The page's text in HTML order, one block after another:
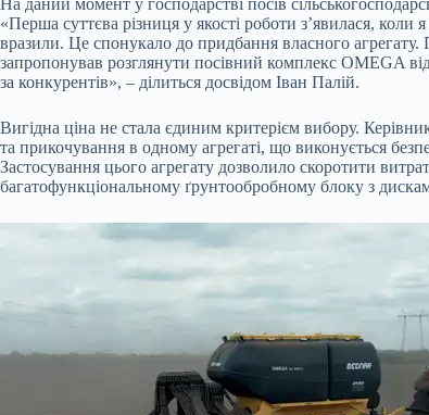
На даний момент у господарстві посів
«Перша суттєва різниця у якості роботи з’явилася,
вразили. Це спонукало до придбання власного
запропонував розглянути посівний комплекс OMEGA
за конкурентів», – ділиться досвідом Іван Палій.
Вигідна ціна не стала єдиним критерієм вибору.
та прикочування в одному агрегаті, що виконується
Застосування цього агрегату дозволило скоротити
багатофункціональному ґрунтообробному блоку з